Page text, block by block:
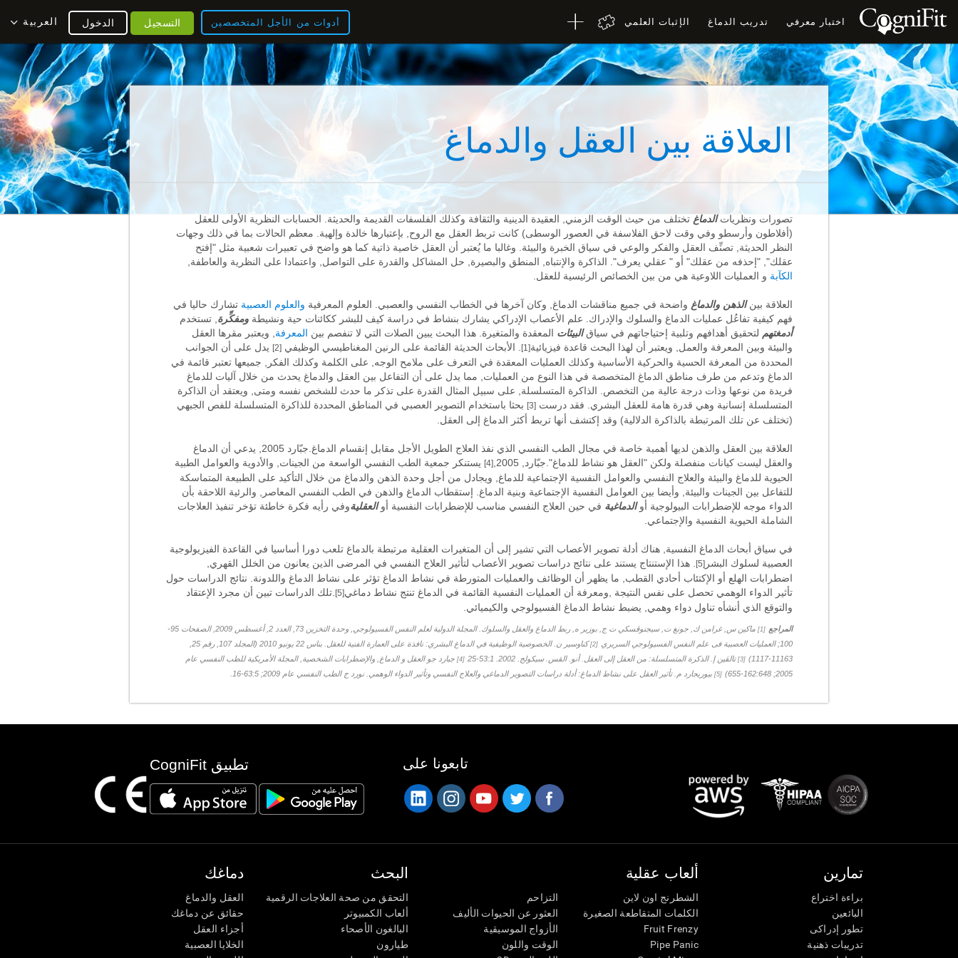
اختبار معرفي تدريب الدماغ الإثبات العلمي أدوات من الأجل المتخصصين العربية الدخول التسجيل
العلاقة بين العقل والدماغ
تصورات ونظرياتالدماغ تختلف من حيث الوقت الزمني, العقيدة الدينية والثقافة وكذلك الفلسفات القديمة والحديثة. الحسابات النظرية الأولى للعقل
(أفلاطون وأرسطو وفي وقت لاحق الفلاسفة في العصور الوسطى) كانت تربط العقل مع الروح, بإعتبارها خالدة وإلهية. معظم الحالات بما في ذلك وجهات
النظر الحديثة, تصنِّف العقل والفكر والوعي في سياق الخبرة والبيئة. وغالبا ما يُعتبر أن العقل خاصية ذاتية كما هو واضح في تعبيرات شعبية مثل "إفتح
عقلك", "إحذفه من عقلك" أو " عقلي يعرف". الذاكرة والإنتباه, المنطق والبصيرة, حل المشاكل والقدرة على التواصل, واعتمادا على النظرية والعاطفة,
الكآبة و العمليات اللاوعية هي من بين الخصائص الرئيسية للعقل.
العلاقة بينالذهن والدماغ واضحة في جميع مناقشات الدماغ, وكان آخرها في الخطاب النفسي والعصبي. العلوم المعرفية والعلوم العصبية تشارك حاليا في
فهم كيفية تفاعُل عمليات الدماغ والسلوك والإدراك. علم الأعصاب الإدراكي يشارك بنشاط في دراسة كيف للبشر ككائنات حية ونشيطة ومفكِّرة , تستخدم
أدمغتهم لتحقيق أهدافهم وتلبية إحتياجاتهم في سياقالبيئات المعقدة والمتغيرة. هذا البحث يبين الصلات التي لا تنفصم بين المعرفة , ويعتبر مقرها العقل
والبيئة وبين المعرفة والعمل, ويعتبر أن لهذا البحث قاعدة فيزيائية[1] . الأبحاث الحديثة القائمة على الرنين المغناطيسي الوظيفي [2]
يدل على أن الجوانب
المحددة من المعرفة الحسية والحركية الأساسية وكذلك العمليات المعقدة في التعرف على ملامح الوجه, على الكلمة وكذلك الفكر, جميعها تعتبر قائمة في
الدماغ وتدعم من طرف مناطق الدماغ المتخصصة في هذا النوع من العمليات, مما يدل على أن التفاعل بين العقل والدماغ يحدث من خلال آليات للدماغ
فريدة من نوعها وذات درجة عالية من التخصص. الذاكرة المتسلسلة, على سبيل المثال القدرة على تذكر ما حدث للشخص نفسه ومتى, ويعتقد أن الذاكرة
المتسلسلة إنسانية وهي قدرة هامة للعقل البشري. فقد درست [3]
بحثا باستخدام التصوير العصبي في المناطق المحددة للذاكرة المتسلسلة للفص الجبهي
(تختلف عن تلك المرتبطة بالذاكرة الدلالية) وقد إكتشف أنها تربط أكثر الدماغ إلى العقل.
العلاقة بين العقل والذهن لديها أهمية خاصة في مجال الطب النفسي الذي نفذ العلاج الطويل الأجل مقابل إنقسام الدماغ.جبّارد 2005, يدعي أن الدماغ
والعقل ليست كيانات منفصلة ولكن "العقل هو نشاط للدماغ".جبّارد, 2005,
[4]
يستنكر جمعية الطب النفسي الواسعة من الجينات, والأدوية والعوامل الطبية
الحيوية للدماغ والبيئة والعلاج النفسي والعوامل النفسية الإجتماعية للدماغ, ويجادل من أجل وحدة الذهن والدماغ من خلال التأكيد على الطبيعة المتماسكة
للتفاعل بين الجينات والبيئة, وأيضا بين العوامل النفسية الإجتماعية وبنية الدماغ. إستقطاب الدماغ والذهن في الطب النفسي المعاصر, والرئية اللاحقة بأن
الدواء موجه للإضطرابات البيولوجية أوالدماغية في حين العلاج النفسي مناسب للإضطرابات النفسية أوالعقليةوفي رأيه فكرة خاطئة تؤخر تنفيذ العلاجات
الشاملة الحيوية النفسية والإجتماعي.
في سياق أبحاث الدماغ النفسية, هناك أدلة تصوير الأعصاب التي تشير إلى أن المتغيرات العقلية مرتبطة بالدماغ تلعب دورا أساسيا في القاعدة الفيزيولوجية
العصبية لسلوك البشر [5]
. هذا الإستنتاج يستند على نتائج دراسات تصوير الأعصاب لتأثير العلاج النفسي في المرضى الذين يعانون من الخلل القهري,
اضطرابات الهلع أو الإكتئاب أحادي القطب, ما يظهر أن الوظائف والعمليات المتورطة في نشاط الدماغ تؤثر على نشاط الدماغ واللدونة. نتائج الدراسات حول
تأثير الدواء الوهمي تحصل على نفس النتيجة ,ومعرفة أن العمليات النفسية القائمة في الدماغ تنتج نشاط دماغي[5]
.تلك الدراسات تبين أن مجرد الإعتقاد
والتوقع الذي أنشأه تناول دواء وهمي, يضبط نشاط الدماغ الفسيولوجي والكيميائي.
المراجع [1]
ماكين س, غرامن ك, جونغ ت, سيجنوڤسكي ت ج, بوزير ه, ربط الدماغ والعقل والسلوك. المجلة الدولية لعلم النفس الفسيولوجي, وحدة التخزين 73, العدد 2, أغسطس 2009, الصفحات 95-
100; العمليات العصبية فى علم النفس الفسيولوجي السريري
[2]
11163-1117)
[3] تالڤين إ. الذكرة المتسلسلة: من العقل إلى العقل. أنو. القس. سيكولج. 2002. 53:1-25 [4]
جبارد جو العقل و الدماغ, والإضطرابات الشخصية, المجلة الأمريكية للطب النفسي عام
2005; 162:648-655)
[5] بيوريجارد م. تأثير العقل على نشاط الدماغ: أدلة دراسات التصوير الدماغي والعلاج النفسي وتأثير الدواء الوهمي. نورد ج الطب النفسي عام 2009; 63:5-16.
تطبيق CogniFit تابعونا على
دماغك
العقل والدماغ
حقائق عن دماغك
أجزاء العقل
الخلايا العصبية
البحث
التحقق من صحة العلاجات الرقمية
ألعاب الكمبيوتر
البالغون الأصحاء
طيارون
ألعاب عقلية
الشطرنج اون لاين
الكلمات المتقاطعة الصغيرة
Fruit Frenzy
Pipe Panic
التزاحم
العثور عن الحيوات الأليف
الأزواج الموسيقية
الوقت واللون
تمارين
براءة اختراع
البائعين
تطور إدراكى
تدريبات ذهنية